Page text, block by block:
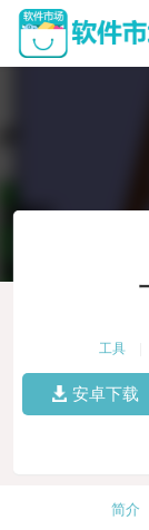
工具
安卓下载
简介